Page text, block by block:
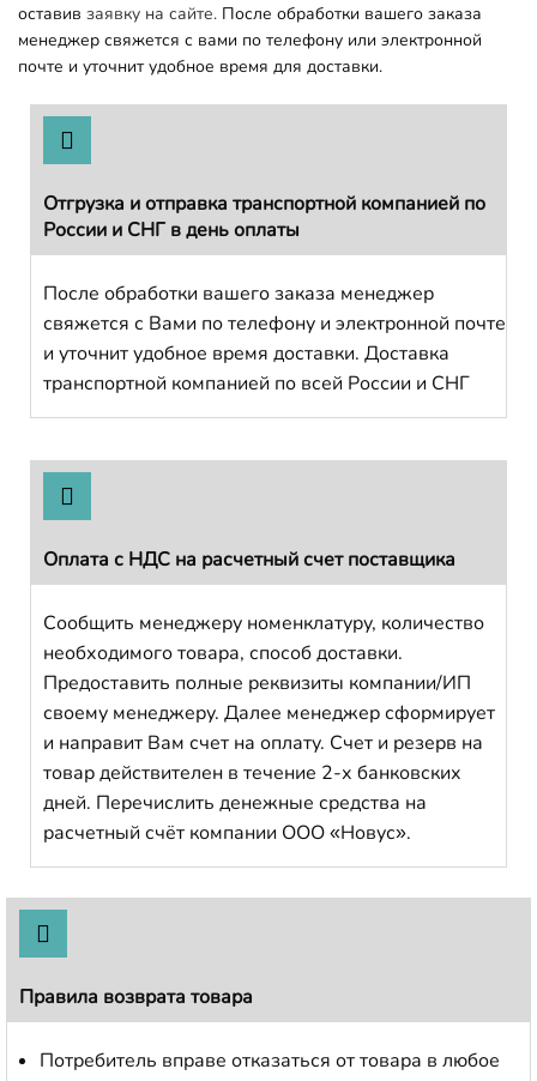
оставив заявку на сайте. После обработки вашего заказа
менеджер свяжется с вами по телефону или электронной
почте и уточнит удобное время для доставки.
Отгрузка и отправка транспортной компанией по
России и СНГ в день оплаты
После обработки вашего заказа менеджер
свяжется с Вами по телефону и электронной почте
и уточнит удобное время доставки. Доставка
транспортной компанией по всей России и СНГ
Оплата с НДС на расчетный счет поставщика
Сообщить менеджеру номенклатуру, количество
необходимого товара, способ доставки.
Предоставить полные реквизиты компании/ИП
своему менеджеру. Далее менеджер сформирует
и направит Вам счет на оплату. Счет и резерв на
товар действителен в течение 2-х банковских
дней. Перечислить денежные средства на
расчетный счёт компании ООО «Новус».
Правила возврата товара
Потребитель вправе отказаться от товара в любое